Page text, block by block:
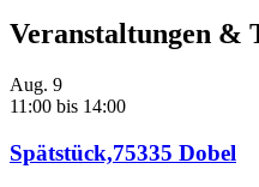
Veranstaltungen &
Aug. 9
11:00 bis 14:00
Spätstück,75335 Dobel